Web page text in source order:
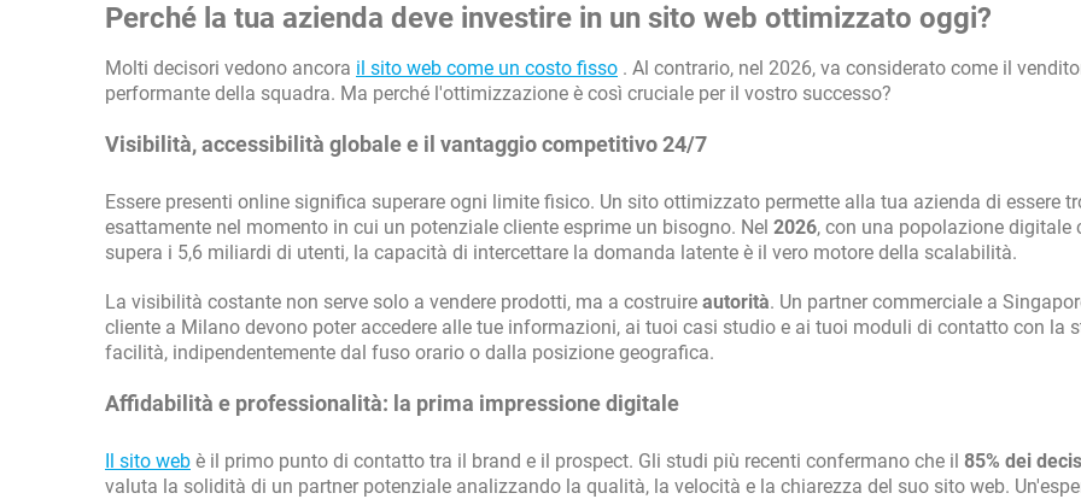
Perché la tua azienda deve investire in un sito web ottimizzato oggi?
Molti decisori vedono ancora il sito web come un costo fisso . Al contrario, nel 2026, va considerato come il
performante della squadra. Ma perché l'ottimizzazione è così cruciale per il vostro successo?
Visibilità, accessibilità globale e il vantaggio competitivo 24/7
Essere presenti online significa superare ogni limite fisico. Un sito ottimizzato permette alla tua azienda di essere
esattamente nel momento in cui un potenziale cliente esprime un bisogno. Nel 2026, con una popolazione digitale
supera i 5,6 miliardi di utenti, la capacità di intercettare la domanda latente è il vero motore della scalabilità.
La visibilità costante non serve solo a vendere prodotti, ma a costruire autorità. Un partner commerciale a
cliente a Milano devono poter accedere alle tue informazioni, ai tuoi casi studio e ai tuoi moduli di contatto con la
facilità, indipendentemente dal fuso orario o dalla posizione geografica.
Affidabilità e professionalità: la prima impressione digitale
Il sito web è il primo punto di contatto tra il brand e il prospect. Gli studi più recenti confermano che il 85% dei
valuta la solidità di un partner potenziale analizzando la qualità, la velocità e la chiarezza del suo sito web.